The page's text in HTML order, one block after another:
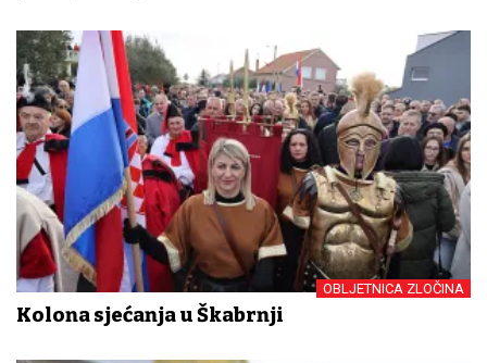
OBLJETNICA ZLOČINA
Kolona sjećanja u Škabrnji